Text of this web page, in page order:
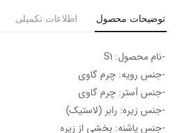
توضیحات محصول اطلاعات تکمیلی
-نام محصول: S1
-جنس رویه: چرم گاوی
-جنس آستر: چرم گاوی
-جنس زیره: رابر (لاستیک)
-جنس پاشنه: بخشی از زیره